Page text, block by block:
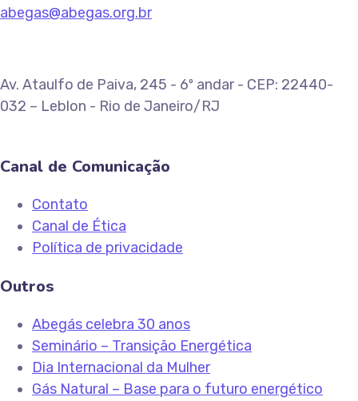
abegas@abegas.org.br
Av. Ataulfo de Paiva, 245 - 6º andar - CEP: 22440-
032 – Leblon - Rio de Janeiro/RJ
Canal de Comunicação
Contato
Canal de Ética
Política de privacidade
Outros
Abegás celebra 30 anos
Seminário – Transição Energética
Dia Internacional da Mulher
Gás Natural – Base para o futuro energético